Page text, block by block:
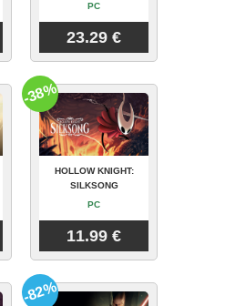
PC
23.29 €
HOLLOW KNIGHT:
SILKSONG
PC
11.99 €
-38%
-82%